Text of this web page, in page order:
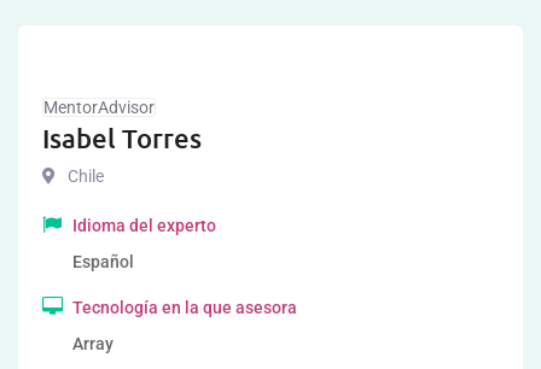
MentorAdvisor
Isabel Torres
Chile
Idioma del experto
Español
Tecnología en la que asesora
Array